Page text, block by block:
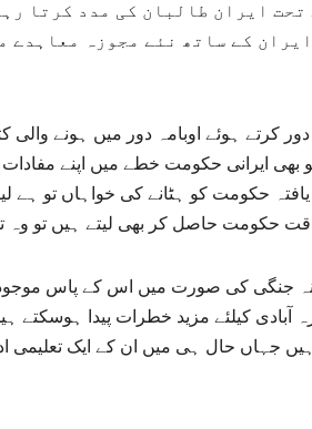
ایران طالبان کی مدد کرتا
کے ساتھ نئے مجوزہ معاہدے
کرتے ہوئے اوبامہ دور میں ہونے والی
بھی ایرانی حکومت خطے میں اپنے
حکومت کو ہٹانے کی خواہاں تو ہے
حکومت حاصل کر بھی لیتے ہیں تو وہ
آبادی کیلئے مزید خطرات پیدا
جہاں حال ہی میں ان کے ایک تعلیمی